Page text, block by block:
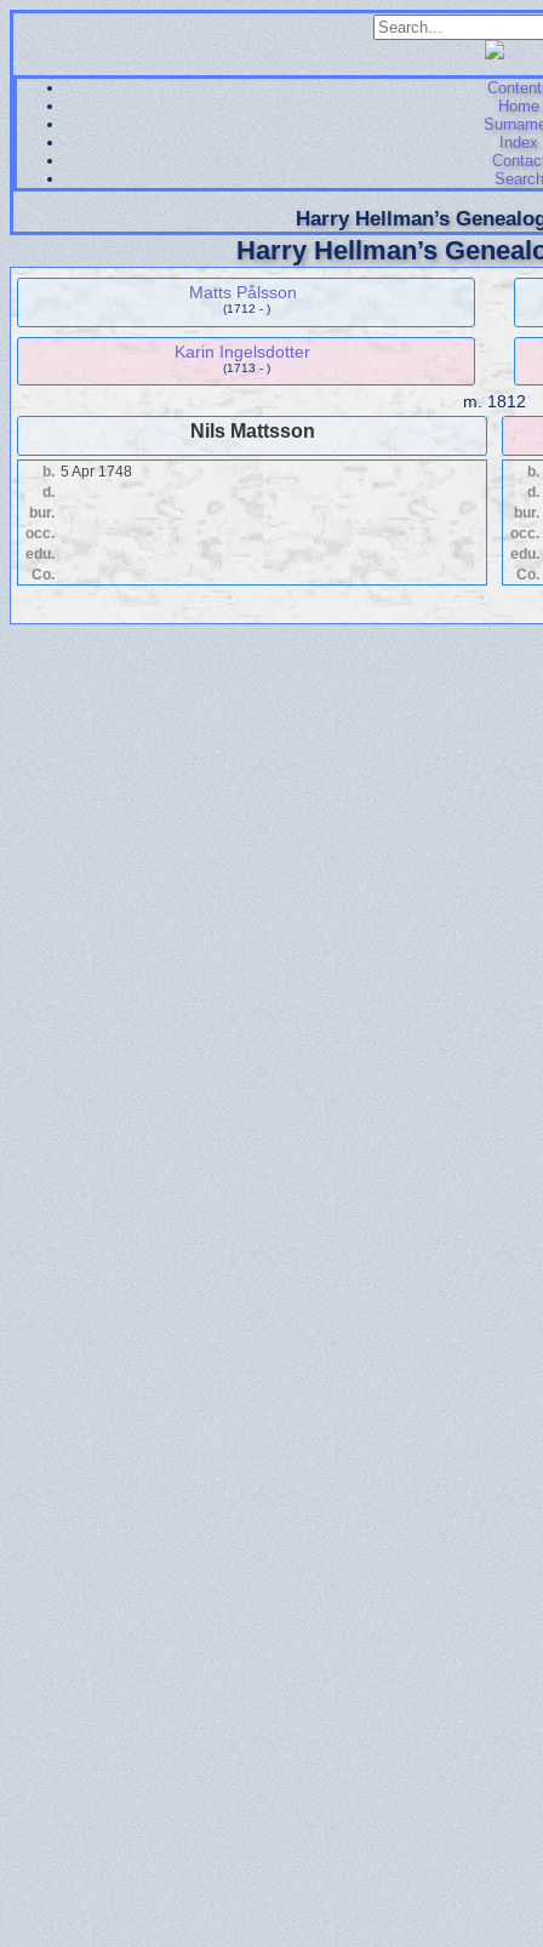
Home
Index
Search
Harry Hellman’s
Harry Hellman’s
Matts Pålsson
(1712 - )
Karin Ingelsdotter
(1713 - )
m. 1812
Nils Mattsson
b. 5 Apr 1748
d.
bur.
occ.
edu.
Co.
b.
d.
bur.
occ.
edu.
Co.